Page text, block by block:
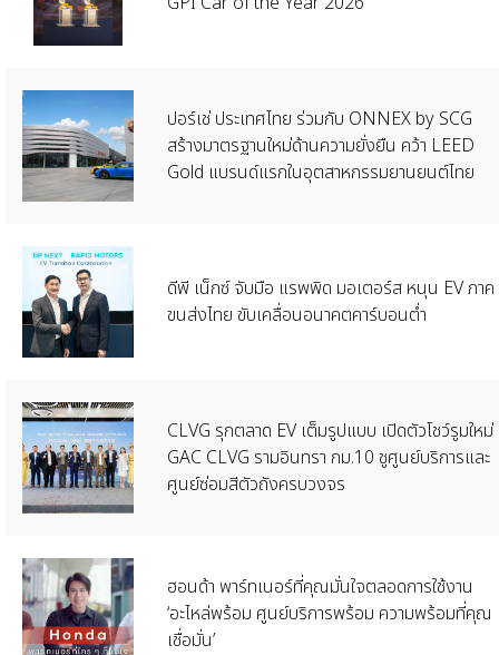
ปอร์เช่ ประเทศไทย ร่วมกับ ONNEX by SCG
สร้างมาตรฐานใหม่ด้านความยั่งยืน คว้า LEED
Gold แบรนด์แรกในอุตสาหกรรมยานยนต์ไทย
ดีพี เน็กซ์ จับมือ แรพพิด มอเตอร์ส หนุน EV ภาค
ขนส่งไทย ขับเคลื่อนอนาคตคาร์บอนต่ำ
CLVG รุกตลาด EV เต็มรูปแบบ เปิดตัวโชว์รูมใหม่
GAC CLVG รามอินทรา กม.10 ชูศูนย์บริการและ
ศูนย์ซ่อมสีตัวถังครบวงจร
ฮอนด้า พาร์ทเนอร์ที่คุณมั่นใจตลอดการใช้งาน
‘อะไหล่พร้อม ศูนย์บริการพร้อม ความพร้อมที่คุณ
เชื่อมั่น’